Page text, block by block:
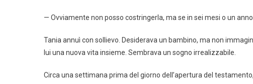
— Ovviamente non posso costringerla, ma se in sei mesi o un
Tania annuì con sollievo. Desiderava un bambino, ma non
lui una nuova vita insieme. Sembrava un sogno irrealizzabile.
Circa una settimana prima del giorno dell’apertura del